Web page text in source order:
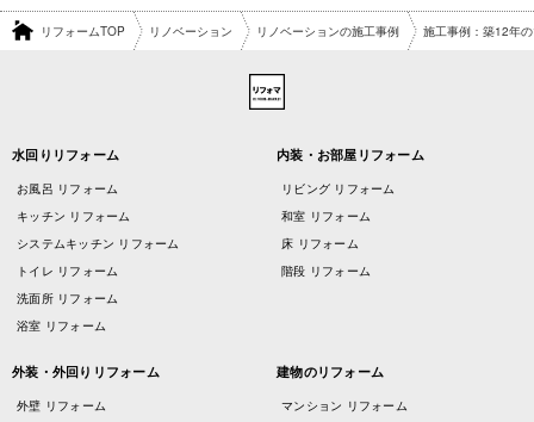
リフォームTOP リノベーション リノベーションの施工事例 施工事例：築12年
水回りリフォーム
お風呂 リフォーム
キッチン リフォーム
システムキッチン リフォーム
トイレ リフォーム
洗面所 リフォーム
浴室 リフォーム
内装・お部屋リフォーム
リビング リフォーム
和室 リフォーム
床 リフォーム
階段 リフォーム
外装・外回りリフォーム
外壁 リフォーム
建物のリフォーム
マンション リフォーム